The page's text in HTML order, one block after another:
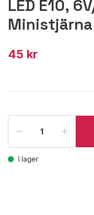
LED E10,
Ministjärna
45 kr
I lager